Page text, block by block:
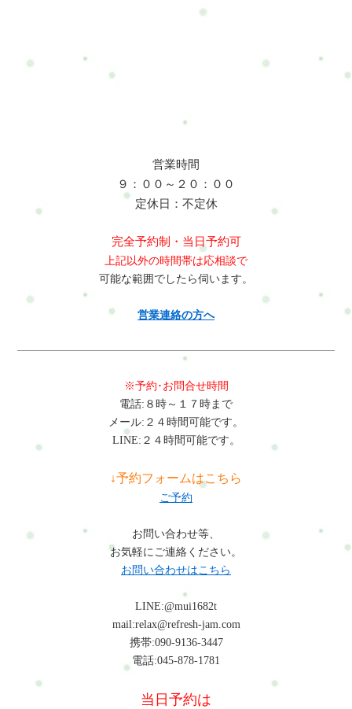
営業時間
９：００～２０：００
定休日：不定休
完全予約制・当日予約可
上記以外の時間帯は応相談で
可能な範囲でしたら伺います。
営業連絡の方へ
※予約･お問合せ時間
電話:８時～１７時まで
メール:２４時間可能です。
LINE:２４時間可能です。
↓予約フォームはこちら
ご予約
お問い合わせ等、
お気軽にご連絡ください。
お問い合わせはこちら
LINE:@mui1682t
mail:relax@refresh-jam.com
携帯:090-9136-3447
電話:045-878-1781
当日予約は